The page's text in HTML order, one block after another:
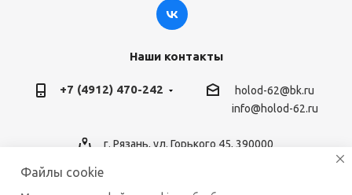
Наши контакты
+7 (4912) 470-242
holod-62@bk.ru
info@holod-62.ru
г. Рязань, ул. Горького 45, 390000
Файлы cookie